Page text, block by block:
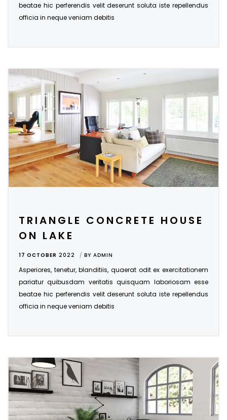
beatae hic perferendis velit deserunt soluta iste repellendus
officia in neque veniam debitis
TRIANGLE CONCRETE HOUSE
ON LAKE
17 OCTOBER 2022 BY ADMIN
Asperiores, tenetur, blanditiis, quaerat odit ex exercitationem
pariatur quibusdam veritatis quisquam laboriosam esse
beatae hic perferendis velit deserunt soluta iste repellendus
officia in neque veniam debitis